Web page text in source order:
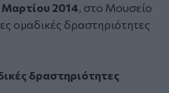
Μαρτίου 2014, στο Μουσείο
ομαδικές δραστηριότητες
δραστηριότητες